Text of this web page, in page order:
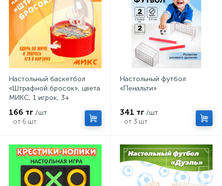
Настольный баскетбол
«Штрафной бросок», цвета
МИКС, 1 игрок, 3+
166 тг /шт
от 6 шт.
Настольный футбол
«Пенальти»
341 тг /шт
от 3 шт.